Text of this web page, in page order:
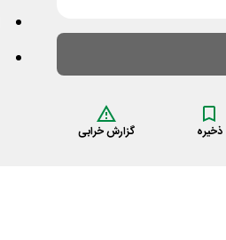
ذخیره گزارش خرابی